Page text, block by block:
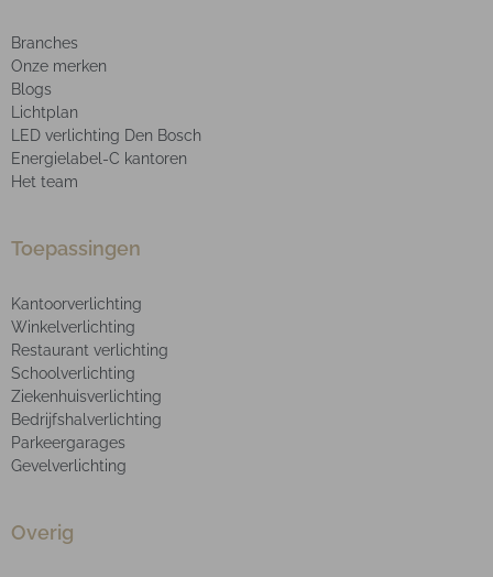
Branches
Onze merken
Blogs
Lichtplan
LED verlichting Den Bosch
Energielabel-C kantoren
Het team
Toepassingen
Kantoorverlichting
Winkelverlichting
Restaurant verlichting
Schoolverlichting
Ziekenhuisverlichting
Bedrijfshalverlichting
Parkeergarages
Gevelverlichting
Overig